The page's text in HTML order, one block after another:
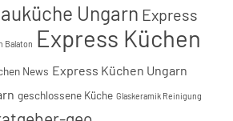
Ungarn Express
Balaton Express Küchen
News Express Küchen Ungarn
geschlossene Küche Glaskeramik Reinigung